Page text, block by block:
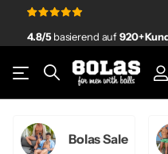
4.8/5basierend auf920+
Bolas Sale